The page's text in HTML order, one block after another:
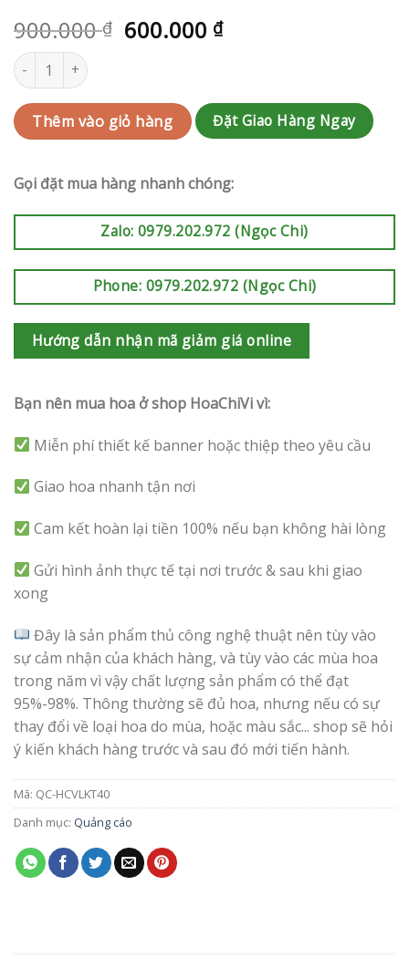
900.000₫ 600.000 ₫
Hoa tươi Gò Vấp | QC-HCVLKT40 số lượng
Thêm vào giỏ hàng Đặt Giao Hàng Ngay
Gọi đặt mua hàng nhanh chóng:
Zalo: 0979.202.972 (Ngọc Chi)
Phone: 0979.202.972 (Ngọc Chi)
Hướng dẫn nhận mã giảm giá online
Bạn nên mua hoa ở shop HoaChiVi vì:
Miễn phí thiết kế banner hoặc thiệp theo yêu cầu
Giao hoa nhanh tận nơi
Cam kết hoàn lại tiền 100% nếu bạn không hài lòng
Gửi hình ảnh thực tế tại nơi trước & sau khi giao
xong
Đây là sản phẩm thủ công nghệ thuật nên tùy vào
sự cảm nhận của khách hàng, và tùy vào các mùa hoa
trong năm vì vậy chất lượng sản phẩm có thể đạt
95%-98%. Thông thường sẽ đủ hoa, nhưng nếu có sự
thay đổi về loại hoa do mùa, hoặc màu sắc... shop sẽ hỏi
ý kiến khách hàng trước và sau đó mới tiến hành.
Mã: QC-HCVLKT40
Danh mục: Quảng cáo